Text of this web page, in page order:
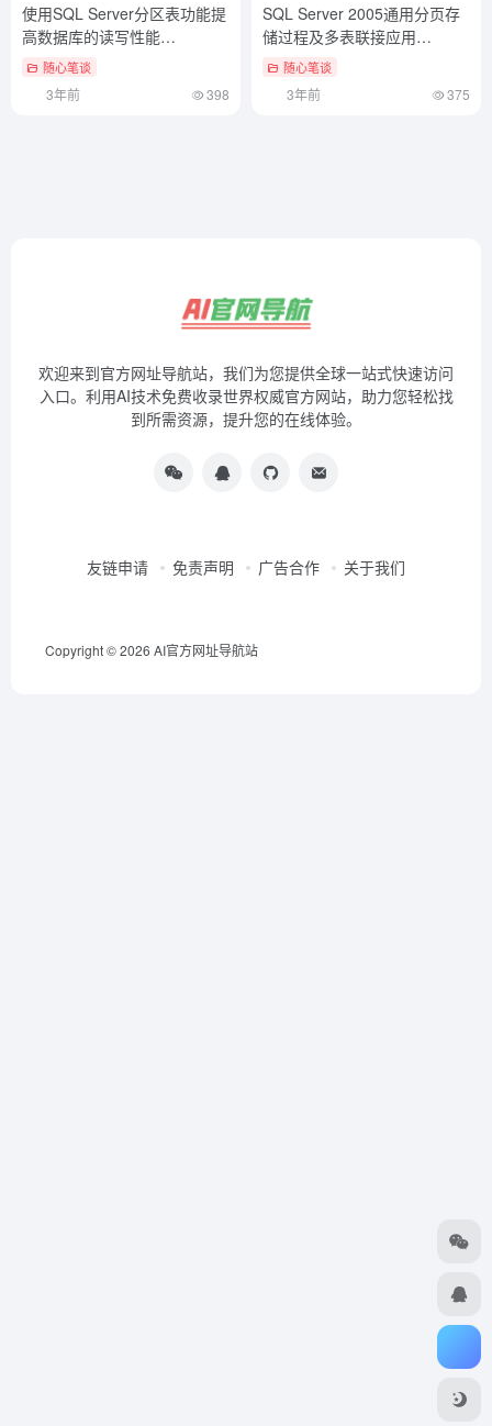
使用SQL Server分区表功能提
高数据库的读写性能
（sqlserver分区分表）全程干
随心笔谈
3年前 398
SQL Server 2005通用分页存
储过程及多表联接应用
（sqlserver2008r2安装完成如
随心笔谈
3年前 375
欢迎来到官方网址导航站，我们为您提供全球一站式快速访问
入口。利用AI技术免费收录世界权威官方网站，助力您轻松找
到所需资源，提升您的在线体验。
友链申请 免责声明 广告合作 关于我们
Copyright © 2026 AI官方网址导航站